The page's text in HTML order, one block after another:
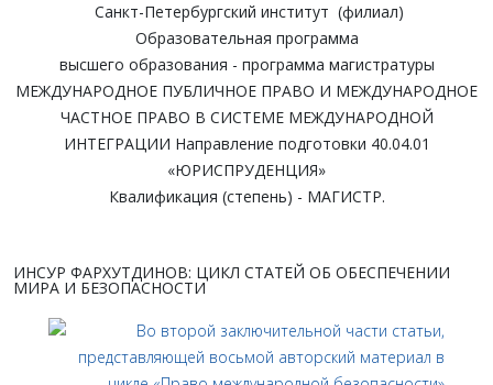
Санкт-Петербургский институт (филиал)
Образовательная программа
высшего образования - программа магистратуры
МЕЖДУНАРОДНОЕ ПУБЛИЧНОЕ ПРАВО И МЕЖДУНАРОДНОЕ
ЧАСТНОЕ ПРАВО В СИСТЕМЕ МЕЖДУНАРОДНОЙ
ИНТЕГРАЦИИ Направление подготовки 40.04.01
«ЮРИСПРУДЕНЦИЯ»
Квалификация (степень) - МАГИСТР.
ИНСУР ФАРХУТДИНОВ: ЦИКЛ СТАТЕЙ ОБ ОБЕСПЕЧЕНИИ
МИРА И БЕЗОПАСНОСТИ